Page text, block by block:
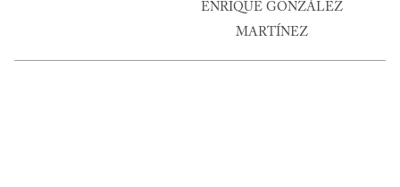
ENRIQUE GONZÁLEZ
MARTÍNEZ